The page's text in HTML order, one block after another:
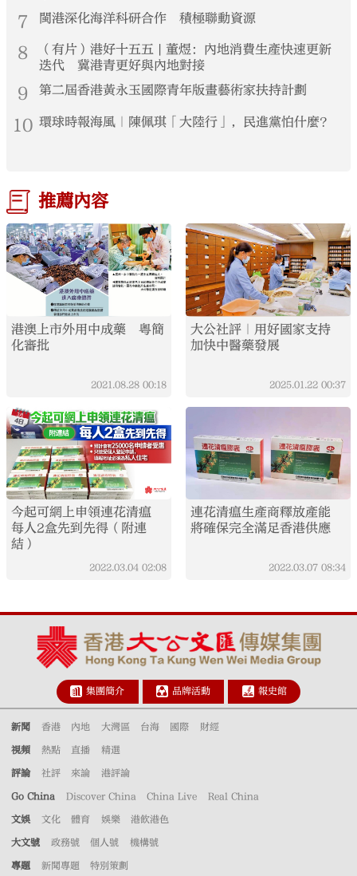
7 閩港深化海洋科研合作 積極聯動資源
8
（有片）港好十五五 | 董煜：內地消費生產快速更新
迭代 冀港青更好與內地對接
9 第二屆香港黃永玉國際青年版畫藝術家扶持計劃
10 環球時報海風｜陳佩琪「大陸行」，民進黨怕什麼？
推薦內容
港澳上市外用中成藥 粵簡
化審批
2021.08.28 00:18
大公社評｜用好國家支持
加快中醫藥發展
2025.01.22 00:37
今起可網上申領連花清瘟
每人2盒先到先得（附連
結）
2022.03.04 02:08
連花清瘟生產商釋放產能
將確保完全滿足香港供應
2022.03.07 08:34
集團簡介 品牌活動 報史館
新聞 香港 內地 大灣區 台海 國際 財經
視頻 熱點 直播 精選
評論 社評 來論 港評論
Go China Discover China China Live Real China
文娛 文化 體育 娛樂 港飲港色
大文號 政務號 個人號 機構號
專題 新聞專題 特別策劃